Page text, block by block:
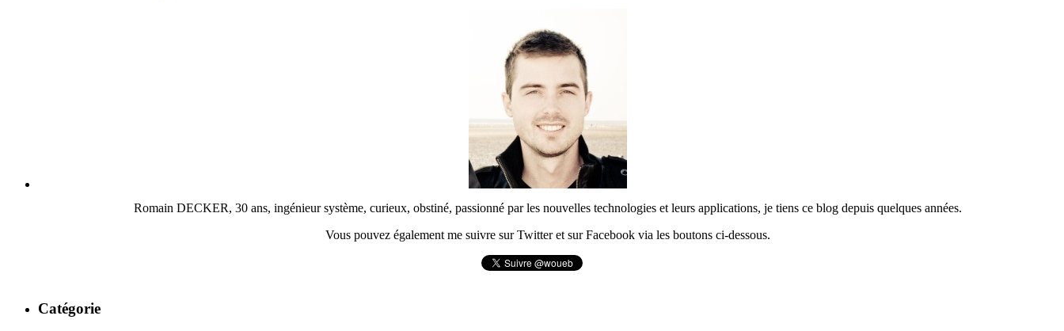
Romain DECKER, 30 ans, ingénieur système, curieux, obstiné, passionné par les nouvelles technologies et leurs applications, je tiens ce blog depuis quelques années.
Vous pouvez également me suivre sur Twitter et sur Facebook via les boutons ci-dessous.
Catégorie